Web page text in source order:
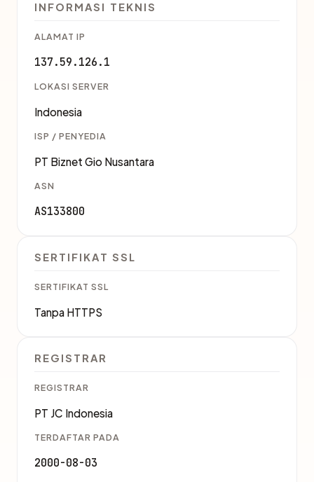
INFORMASI TEKNIS
ALAMAT IP
137.59.126.1
LOKASI SERVER
Indonesia
ISP / PENYEDIA
PT Biznet Gio Nusantara
ASN
AS133800
SERTIFIKAT SSL
SERTIFIKAT SSL
Tanpa HTTPS
REGISTRAR
REGISTRAR
PT JC Indonesia
TERDAFTAR PADA
2000-08-03